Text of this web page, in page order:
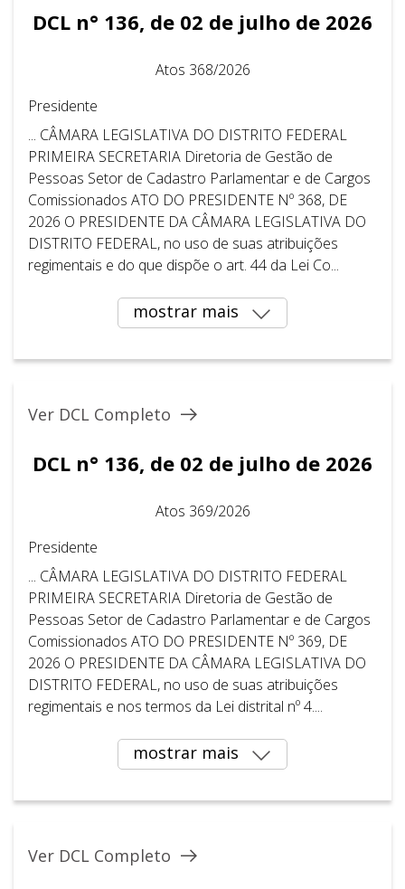
DCL n° 136, de 02 de julho de 2026
Atos 368/2026
Presidente
... CÂMARA LEGISLATIVA DO DISTRITO FEDERAL ​ ​
PRIMEIRA SECRETARIA Diretoria de Gestão de
Pessoas Setor de Cadastro Parlamentar e de Cargos
Comissionados ATO DO PRESIDENTE Nº 368, DE
2026 O PRESIDENTE DA CÂMARA LEGISLATIVA DO
DISTRITO FEDERAL, no uso de suas atribuições
regimentais e do que dispõe o art. 44 da Lei Co...
mostrar mais
Ver DCL Completo
DCL n° 136, de 02 de julho de 2026
Atos 369/2026
Presidente
... CÂMARA LEGISLATIVA DO DISTRITO FEDERAL ​ ​
PRIMEIRA SECRETARIA Diretoria de Gestão de
Pessoas Setor de Cadastro Parlamentar e de Cargos
Comissionados ATO DO PRESIDENTE Nº 369, DE
2026 O PRESIDENTE DA CÂMARA LEGISLATIVA DO
DISTRITO FEDERAL, no uso de suas atribuições
regimentais e nos termos da Lei distrital nº 4....
mostrar mais
Ver DCL Completo